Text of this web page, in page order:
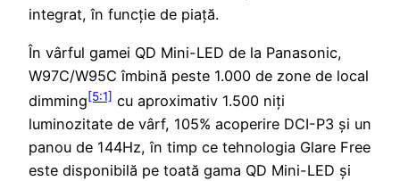
integrat, în funcție de piață.
În vârful gamei QD Mini-LED de la Panasonic,
W97C/W95C îmbină peste 1.000 de zone de local
dimming[5:1] cu aproximativ 1.500 niți
luminozitate de vârf, 105% acoperire DCI-P3 și un
panou de 144Hz, în timp ce tehnologia Glare Free
este disponibilă pe toată gama QD Mini-LED și